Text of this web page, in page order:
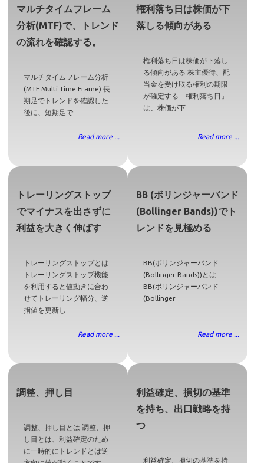
マルチタイムフレーム
分析(MTF)で、トレンド
の流れを確認する。
マルチタイムフレーム分析
(MTF:Multi Time Frame) 長
期足でトレンドを確認した
後に、短期足で
Read more ...
権利落ち日は株価が下
落しる傾向がある
権利落ち日は株価が下落し
る傾向がある 株主優待、配
当金を受け取る権利の期限
が確定する「権利落ち日」
は、株価が下
Read more ...
トレーリングストップ
でマイナスを出さずに
利益を大きく伸ばす
トレーリングストップとは
トレーリングストップ機能
を利用すると値動きに合わ
せてトレーリング幅分、逆
指値を更新し
Read more ...
BB (ボリンジャーバンド
(Bollinger Bands))でト
レンドを見極める
BB(ボリンジャーバンド
(Bollinger Bands))とは
BB(ボリンジャーバンド
(Bollinger
Read more ...
調整、押し目
調整、押し目とは 調整、押
し目とは、利益確定のため
に一時的にトレンドとは逆
利益確定、損切の基準
を持ち、出口戦略を持
つ
利益確定、損切の基準を持